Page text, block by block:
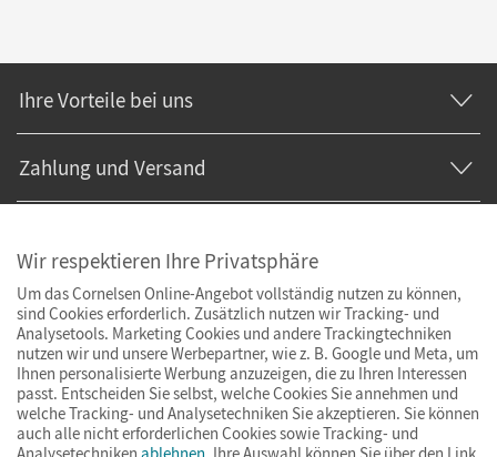
Ihre Vorteile bei uns
Zahlung und Versand
Wir respektieren Ihre Privatsphäre
Um das Cornelsen Online-Angebot vollständig nutzen zu können,
sind Cookies erforderlich. Zusätzlich nutzen wir Tracking- und
Analysetools. Marketing Cookies und andere Trackingtechniken
nutzen wir und unsere Werbepartner, wie z. B. Google und Meta, um
Ihnen personalisierte Werbung anzuzeigen, die zu Ihren Interessen
passt. Entscheiden Sie selbst, welche Cookies Sie annehmen und
welche Tracking- und Analysetechniken Sie akzeptieren. Sie können
auch alle nicht erforderlichen Cookies sowie Tracking- und